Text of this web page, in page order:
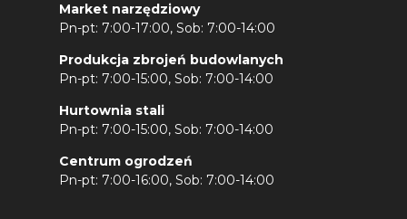
Market narzędziowy
Pn-pt: 7:00-17:00, Sob: 7:00-14:00
Produkcja zbrojeń budowlanych
Pn-pt: 7:00-15:00, Sob: 7:00-14:00
Hurtownia stali
Pn-pt: 7:00-15:00, Sob: 7:00-14:00
Centrum ogrodzeń
Pn-pt: 7:00-16:00, Sob: 7:00-14:00